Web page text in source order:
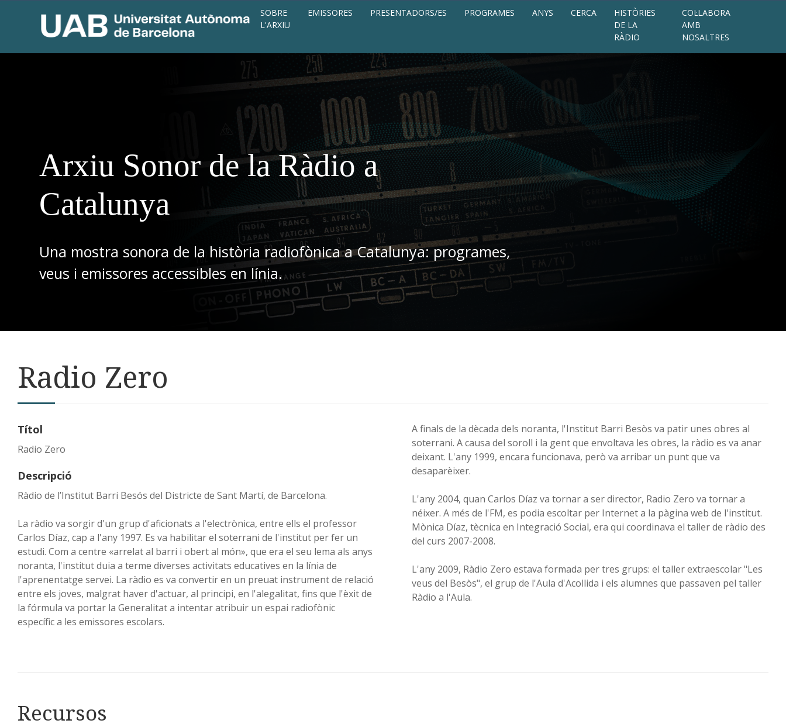
SOBRE
L'ARXIU
EMISSORES PRESENTADORS/ES PROGRAMES ANYS CERCA
HISTÒRIES
DE LA
RÀDIO
COL·LABORA
AMB
NOSALTRES
Arxiu Sonor de la Ràdio a
Catalunya
Una mostra sonora de la història radiofònica a Catalunya: programes,
veus i emissores accessibles en línia.
Radio Zero
Títol
Radio Zero
Descripció
Ràdio de l’Institut Barri Besós del Districte de Sant Martí, de Barcelona.
La ràdio va sorgir d'un grup d'aficionats a l'electrònica, entre ells el professor
Carlos Díaz, cap a l'any 1997. Es va habilitar el soterrani de l'institut per fer un
estudi. Com a centre «arrelat al barri i obert al món», que era el seu lema als anys
noranta, l'institut duia a terme diverses activitats educatives en la línia de
l'aprenentatge servei. La ràdio es va convertir en un preuat instrument de relació
entre els joves, malgrat haver d'actuar, al principi, en l'alegalitat, fins que l'èxit de
la fórmula va portar la Generalitat a intentar atribuir un espai radiofònic
específic a les emissores escolars.
A finals de la dècada dels noranta, l'Institut Barri Besòs va patir unes obres al
soterrani. A causa del soroll i la gent que envoltava les obres, la ràdio es va anar
deixant. L'any 1999, encara funcionava, però va arribar un punt que va
desaparèixer.
L'any 2004, quan Carlos Díaz va tornar a ser director, Radio Zero va tornar a
néixer. A més de l'FM, es podia escoltar per Internet a la pàgina web de l'institut.
Mònica Díaz, tècnica en Integració Social, era qui coordinava el taller de ràdio des
del curs 2007-2008.
L'any 2009, Ràdio Zero estava formada per tres grups: el taller extraescolar "Les
veus del Besòs", el grup de l'Aula d'Acollida i els alumnes que passaven pel taller
Ràdio a l'Aula.
Recursos